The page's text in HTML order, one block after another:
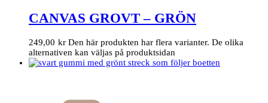
CANVAS GROVT – GRÖN
249,00 kr Den här produkten har flera varianter. De olika
alternativen kan väljas på produktsidan